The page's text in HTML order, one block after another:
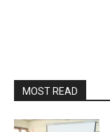
MOST READ